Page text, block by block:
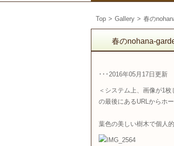
Top > Gallery > 春の
春のnohana-
･･･2016年05月17日更新
＜システム上、画像が1
の最後にあるURLからホ
葉色の美しい樹木で個人